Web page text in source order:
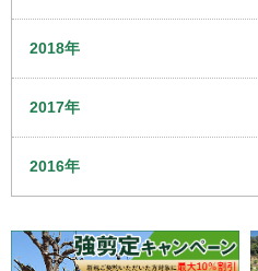
2018年
2017年
2016年